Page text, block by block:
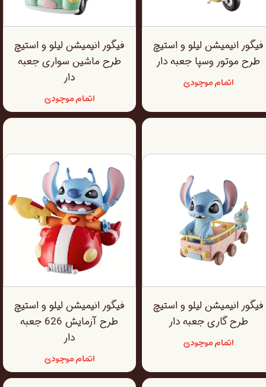
فیگور انیمیشن لیلو و استیچ
طرح موتور وسپا جعبه دار
اتمام موجودی
فیگور انیمیشن لیلو و استیچ
طرح ماشین سواری جعبه
دار
اتمام موجودی
فیگور انیمیشن لیلو و استیچ
طرح گاری جعبه دار
اتمام موجودی
فیگور انیمیشن لیلو و استیچ
طرح آزمایش 626 جعبه
دار
اتمام موجودی